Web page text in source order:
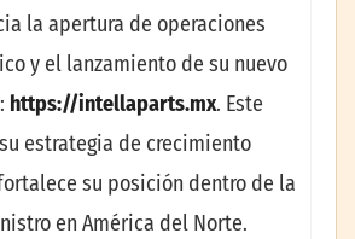
la apertura de operaciones
y el lanzamiento de su nuevo
https://intellaparts.mx. Este
estrategia de crecimiento
su posición dentro de la
en América del Norte.